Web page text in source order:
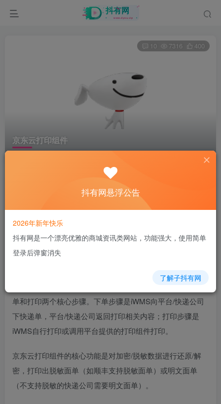
京东云打印组件
10 7316 400
组件介绍
单和打印两个核心步骤。下单步骤是iWMS向平台/快递公司
下快递单，平台/快递公司返回打印相关内容；打印步骤是
iWMS自行打印或调用平台提供的打印组件打印。
京东云打印组件的核心功能是对加密/脱敏数据进行还原/解
密，打印出脱敏面单（如顺丰支持脱敏面单）或明文面单
（不支持脱敏的快递公司需要明文面单）。
抖有网悬浮公告
2026年新年快乐
抖有网是一个漂亮优雅的商城资讯类网站，功能强大，使用简单
登录后弹窗消失
了解子抖有网